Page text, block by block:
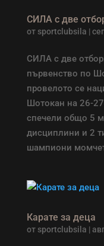
СИЛА с две
от sportclubsila |
СИЛА с две
първенство по
провелото се
Шотокан на 26-
спечели общо 5
дисциплини и 2
шампиони
Карате за деца
от sportclubsila |